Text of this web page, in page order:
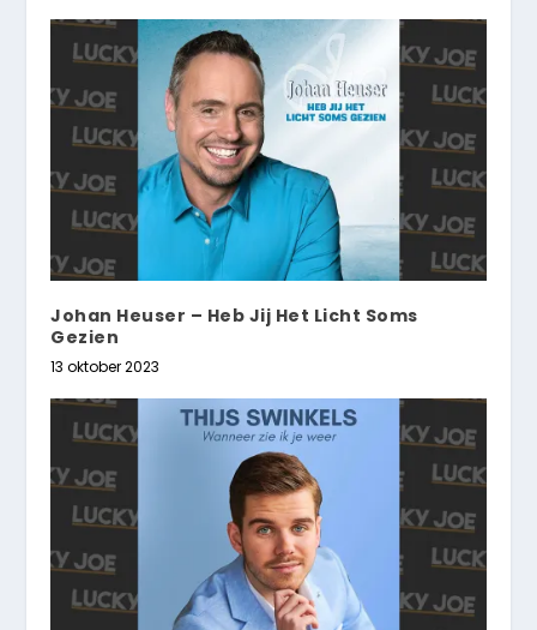
Johan Heuser – Heb Jij Het Licht Soms
Gezien
13 oktober 2023